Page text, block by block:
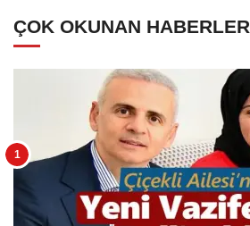
ÇOK OKUNAN HABERLER